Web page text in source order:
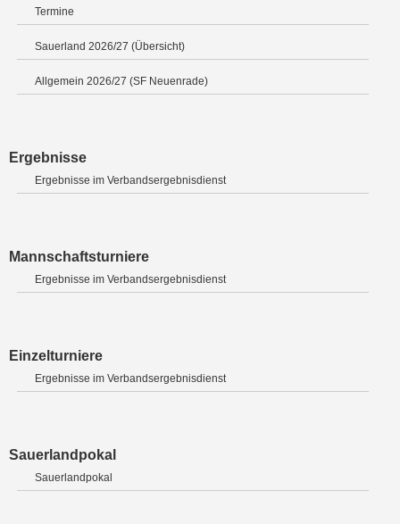
Termine
Sauerland 2026/27 (Übersicht)
Allgemein 2026/27 (SF Neuenrade)
Ergebnisse
Ergebnisse im Verbandsergebnisdienst
Mannschaftsturniere
Ergebnisse im Verbandsergebnisdienst
Einzelturniere
Ergebnisse im Verbandsergebnisdienst
Sauerlandpokal
Sauerlandpokal